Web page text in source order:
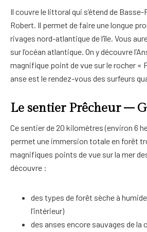
Il couvre le littoral qui s’étend de Basse-
Robert. Il permet de faire une longue
rivages nord-atlantique de l’île. Vous
sur l’océan atlantique. On y découvre
magnifique point de vue sur le rocher «
anse est le rendez-vous des surfeurs
Le sentier Prêcheur –
Ce sentier de 20 kilomètres (environ 6
permet une immersion totale en forêt
magnifiques points de vue sur la mer
découvre :
des types de forêt sèche à
l’intérieur)
des anses encore sauvages de la